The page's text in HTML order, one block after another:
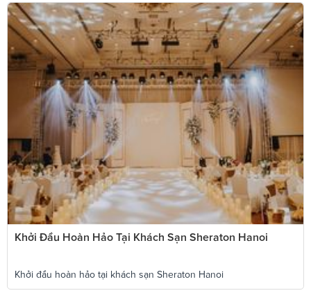
Khởi Đầu Hoàn Hảo Tại Khách Sạn Sheraton Hanoi
Khởi đầu hoàn hảo tại khách sạn Sheraton Hanoi